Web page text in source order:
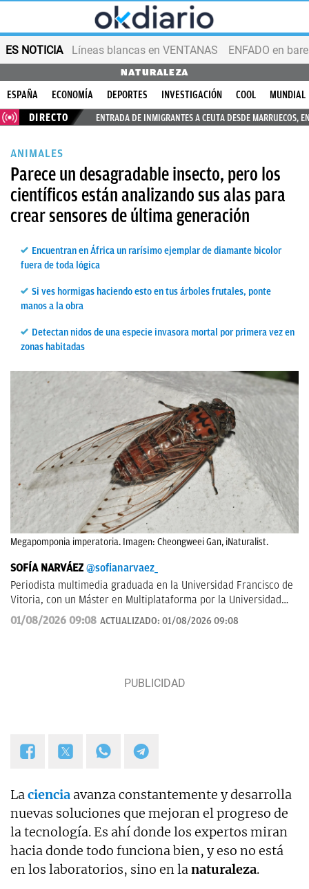
ES NOTICIA Líneas blancas en VENTANAS ENFADO en
NATURALEZA
ESPAÑA ECONOMÍA DEPORTES INVESTIGACIÓN COOL
MUNDIAL
DIRECTO
ENTRADA DE INMIGRANTES A CEUTA DESDE MARRUECOS,
ANIMALES
Parece un desagradable insecto, pero los
científicos están analizando sus alas para
crear sensores de última generación
Encuentran en África un rarísimo ejemplar de diamante bicolor
fuera de toda lógica
Si ves hormigas haciendo esto en tus árboles frutales, ponte
manos a la obra
Detectan nidos de una especie invasora mortal por primera vez en
zonas habitadas
Megapomponia imperatoria. Imagen: Cheongweei Gan, iNaturalist.
SOFÍA NARVÁEZ @sofianarvaez_
Periodista multimedia graduada en la Universidad Francisco de
Vitoria, con un Máster en Multiplataforma por la Universidad
Loyola. Editora en Lisa News con experiencia en CNN y ABC.
01/08/2026 09:08 ACTUALIZADO: 01/08/2026 09:08
Laciencia avanza constantemente y desarrolla
nuevas soluciones que mejoran el progreso de
la tecnología. Es ahí donde los expertos miran
hacia donde todo funciona bien, y eso no está
en los laboratorios, sino en lanaturaleza.